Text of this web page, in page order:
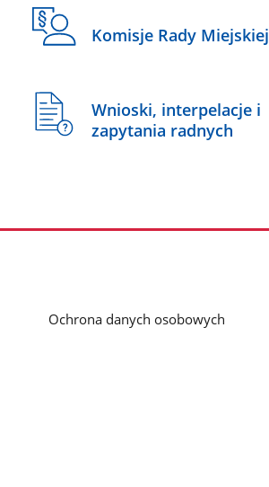
Komisje Rady Miejskiej
Wnioski, interpelacje i
zapytania radnych
Ochrona danych osobowych